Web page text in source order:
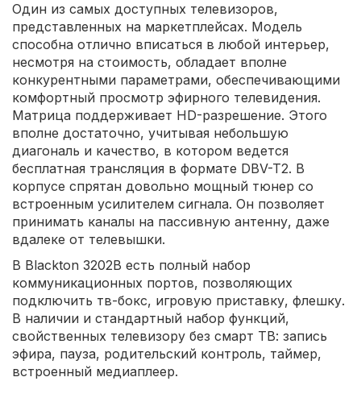
Один из самых доступных телевизоров,
представленных на маркетплейсах. Модель
способна отлично вписаться в любой интерьер,
несмотря на стоимость, обладает вполне
конкурентными параметрами, обеспечивающими
комфортный просмотр эфирного телевидения.
Матрица поддерживает HD-разрешение. Этого
вполне достаточно, учитывая небольшую
диагональ и качество, в котором ведется
бесплатная трансляция в формате DBV-T2. В
корпусе спрятан довольно мощный тюнер со
встроенным усилителем сигнала. Он позволяет
принимать каналы на пассивную антенну, даже
вдалеке от телевышки.
В Blackton 3202B есть полный набор
коммуникационных портов, позволяющих
подключить тв-бокс, игровую приставку, флешку.
В наличии и стандартный набор функций,
свойственных телевизору без смарт ТВ: запись
эфира, пауза, родительский контроль, таймер,
встроенный медиаплеер.